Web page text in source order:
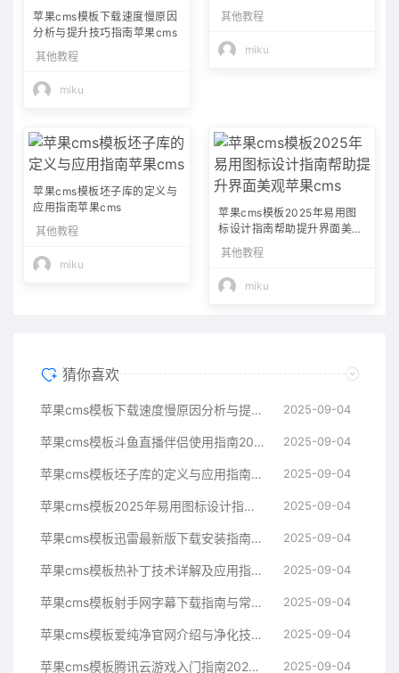
苹果cms模板下载速度慢原因
分析与提升技巧指南苹果cms
其他教程
miku
ms
其他教程
miku
苹果cms模板坯子库的定义与
应用指南苹果cms
其他教程
miku
苹果cms模板2025年易用图
标设计指南帮助提升界面美观
苹果cms
其他教程
miku
猜你喜欢
苹果cms模板下载速度慢原因分析与提升技巧指南苹果cms 2025-09-04
苹果cms模板斗鱼直播伴侣使用指南2025年新手必看苹果cms 2025-09-04
苹果cms模板坯子库的定义与应用指南苹果cms 2025-09-04
苹果cms模板2025年易用图标设计指南帮助提升界面美观苹果cms 2025-09-04
苹果cms模板迅雷最新版下载安装指南与常见问题解决方案苹果cms 2025-09-04
苹果cms模板热补丁技术详解及应用指南苹果cms 2025-09-04
苹果cms模板射手网字幕下载指南与常见问题解决方案苹果cms 2025-09-04
苹果cms模板爱纯净官网介绍与净化技术科普指南苹果cms 2025-09-04
苹果cms模板腾讯云游戏入门指南2025年最新技术解析苹果cms 2025-09-04